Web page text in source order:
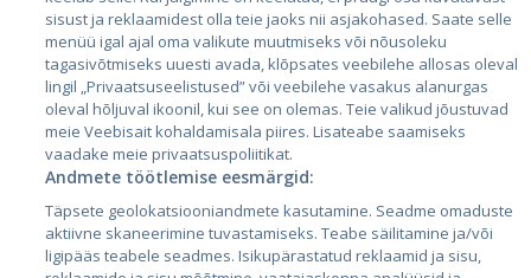
City24.lv
City24.ee
GetaPro.lv
CVbankas.lt
Kainos.lt
Paslaugos.lt
sisust ja reklaamidest olla teie jaoks nii asjakohased. Saate selle
menüü igal ajal oma valikute muutmiseks või nõusoleku
tagasivõtmiseks uuesti avada, klõpsates veebilehe allosas oleval
lingil „Privaatsuseelistused” või veebilehe vasakus alanurgas
oleval hõljuval ikoonil, kui see on olemas. Teie valikud jõustuvad
meie Veebisait kohaldamisala piires. Lisateabe saamiseks
vaadake meie privaatsuspoliitikat.
Andmete töötlemise eesmärgid:
Täpsete geolokatsiooniandmete kasutamine. Seadme omaduste
aktiivne skaneerimine tuvastamiseks. Teabe säilitamine ja/või
ligipääs teabele seadmes. Isikupärastatud reklaamid ja sisu,